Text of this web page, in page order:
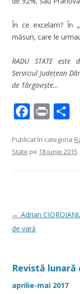
În ce excelam? În
măsuri, care le
RADU STATE
Serviciul Județean
de Târgoviște…
F
e
b
k
Pr
t
je
Publicat în categoria
State pe 18 iunie 2015 .
Navigare
în
← Adrian
de vară
Revistă lunară
aprilie-mai 2017